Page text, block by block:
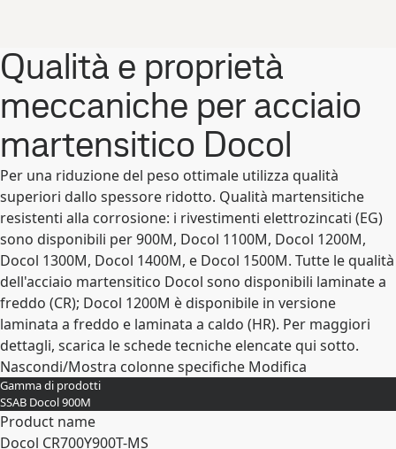
Qualità e proprietà
meccaniche per acciaio
martensitico Docol
Per una riduzione del peso ottimale utilizza qualità
superiori dallo spessore ridotto. Qualità martensitiche
resistenti alla corrosione: i rivestimenti elettrozincati (EG)
sono disponibili per 900M, Docol 1100M, Docol 1200M,
Docol 1300M, Docol 1400M, e Docol 1500M. Tutte le qualità
dell'acciaio martensitico Docol sono disponibili laminate a
freddo (CR); Docol 1200M è disponibile in versione
laminata a freddo e laminata a caldo (HR). Per maggiori
dettagli, scarica le schede tecniche elencate qui sotto.
Nascondi/Mostra colonne specifiche Modifica
Gamma di prodotti
SSAB Docol 900M
Product name
Docol CR​700Y​900T-​MS